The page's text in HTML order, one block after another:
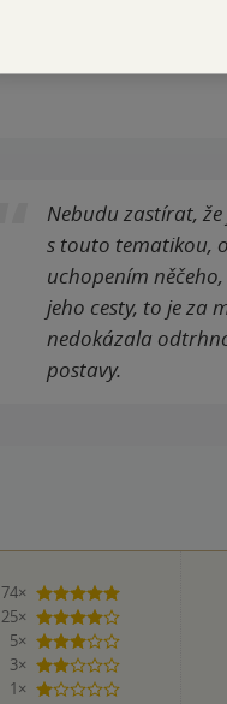
Nebudu zastírat,
s touto tematikou,
uchopením
jeho cesty, to je za
nedokázala
postavy.
74×
5 hvězdiček
25×
4 hvězdičky
5×
3 hvězdičky
3×
2 hvězdičky
1×
1 hvezdička